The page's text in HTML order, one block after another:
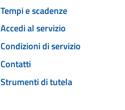
Tempi e scadenze
Accedi al servizio
Condizioni di servizio
Contatti
Strumenti di tutela